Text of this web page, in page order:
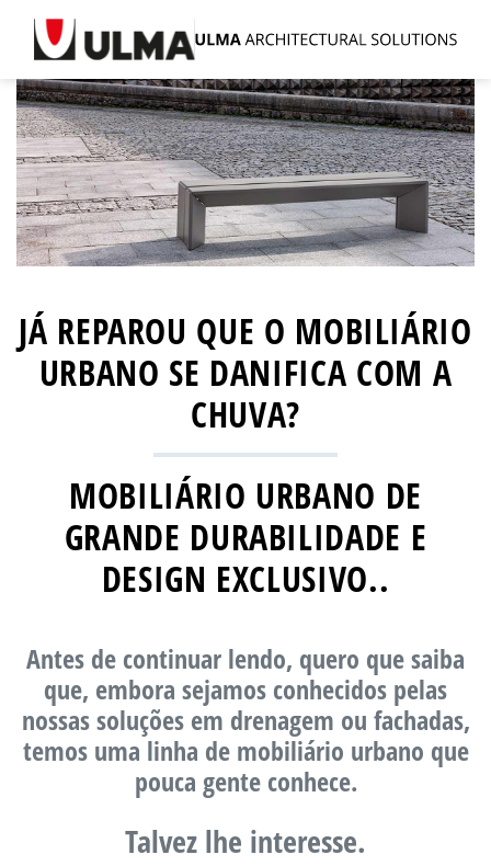
JÁ REPAROU QUE O MOBILIÁRIO
URBANO SE DANIFICA COM A
CHUVA?
MOBILIÁRIO URBANO DE
GRANDE DURABILIDADE E
DESIGN EXCLUSIVO..
Antes de continuar lendo, quero que saiba
que, embora sejamos conhecidos pelas
nossas soluções em drenagem ou fachadas,
temos uma linha de mobiliário urbano que
pouca gente conhece.
Talvez lhe interesse.